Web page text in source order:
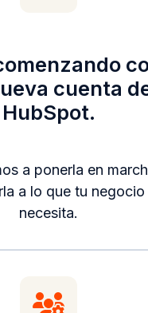
cuenta
HubSpot.
a ponerla en
a lo que tu negocio
necesita.